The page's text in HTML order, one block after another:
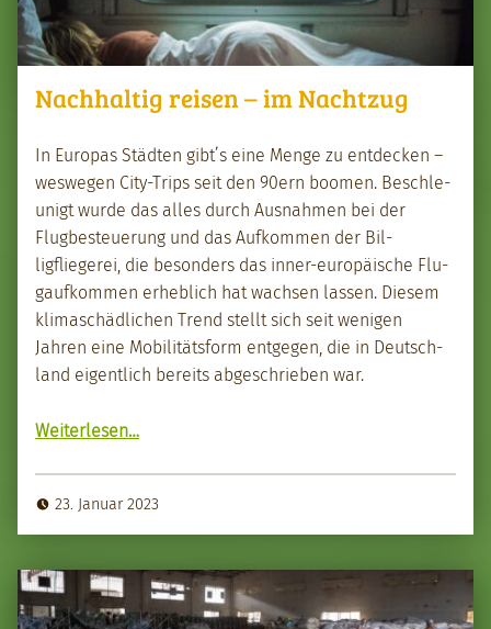
Nachhaltig reisen – im Nachtzug
In Europas Städten gibt’s eine Menge zu ent­deck­en –
weswe­gen City-Trips seit den 90ern boomen. Beschle­
u­nigt wurde das alles durch Aus­nah­men bei der
Flugbesteuerung und das Aufkom­men der Bil­
ligfliegerei, die beson­ders das inner-europäis­che Flu­
gaufkom­men erhe­blich hat wach­sen lassen. Diesem
kli­maschädlichen Trend stellt sich seit weni­gen
Jahren eine Mobil­itäts­form ent­ge­gen, die in Deutsch­
land eigentlich bere­its abgeschrieben war.
Weit­er­lesen…
23. Januar 2023